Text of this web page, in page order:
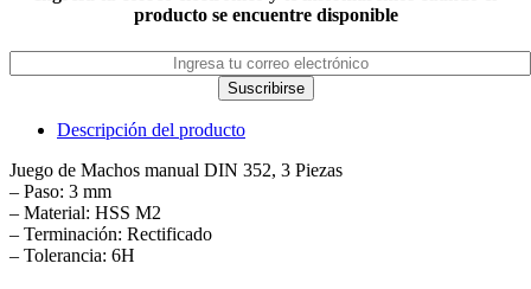
producto se encuentre disponible
Suscribirse
Descripción del producto
Juego de Machos manual DIN 352, 3 Piezas
– Paso: 3 mm
– Material: HSS M2
– Terminación: Rectificado
– Tolerancia: 6H